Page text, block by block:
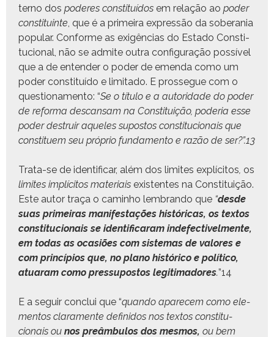
ter­no dos poderes con­sti­tuí­dos em relação ao poder
con­sti­tu­inte, que é a primeira expressão da sobera­nia
pop­u­lar. Con­forme as exigên­cias do Esta­do Con­sti­
tu­cional, não se admite out­ra con­fig­u­ração pos­sív­el
que a de enten­der o poder de emen­da como um
poder con­sti­tuí­do e lim­i­ta­do. E prossegue com o
ques­tion­a­men­to: “Se o títu­lo e a autori­dade do poder
de refor­ma des­cansam na Con­sti­tu­ição, pode­ria esse
poder destru­ir aque­les supos­tos con­sti­tu­cionais que
con­stituem seu próprio fun­da­men­to e razão de ser?”.13
Tra­ta-se de iden­ti­ficar, além dos lim­ites explíc­i­tos, os
lim­ites implíc­i­tos mate­ri­ais exis­tentes na Con­sti­tu­ição.
Este autor traça o cam­in­ho lem­bran­do que “des­de
suas primeiras man­i­fes­tações históri­c­as, os tex­tos
con­sti­tu­cionais se iden­ti­ficaram inde­fec­tivel­mente,
em todas as ocasiões com sis­temas de val­ores e
com princí­pios que, no plano históri­co e políti­co,
atu­aram como pres­su­pos­tos legit­i­madores.”14
E a seguir con­clui que “quan­do apare­cem como ele­
men­tos clara­mente definidos nos tex­tos con­sti­tu­
cionais ou nos preâm­bu­los dos mes­mos, ou bem